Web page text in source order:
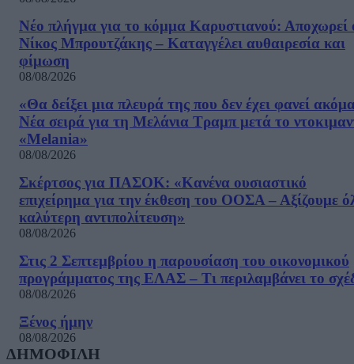
Νέο πλήγμα για το κόμμα Καρυστιανού: Αποχωρεί
Νίκος Μπρουτζάκης – Καταγγέλει αυθαιρεσία και
φίμωση
08/08/2026
«Θα δείξει μια πλευρά της που δεν έχει φανεί
Νέα σειρά για τη Μελάνια Τραμπ μετά το
«Melania»
08/08/2026
Σκέρτσος για ΠΑΣΟΚ: «Κανένα ουσιαστικό
επιχείρημα για την έκθεση του ΟΟΣΑ – Αξίζουμε
καλύτερη αντιπολίτευση»
08/08/2026
Στις 2 Σεπτεμβρίου η παρουσίαση του οικονομικού
προγράμματος της ΕΛΑΣ – Τι περιλαμβάνει το
08/08/2026
Ξένος ήμην
08/08/2026
ΔΗΜΟΦΙΛΗ